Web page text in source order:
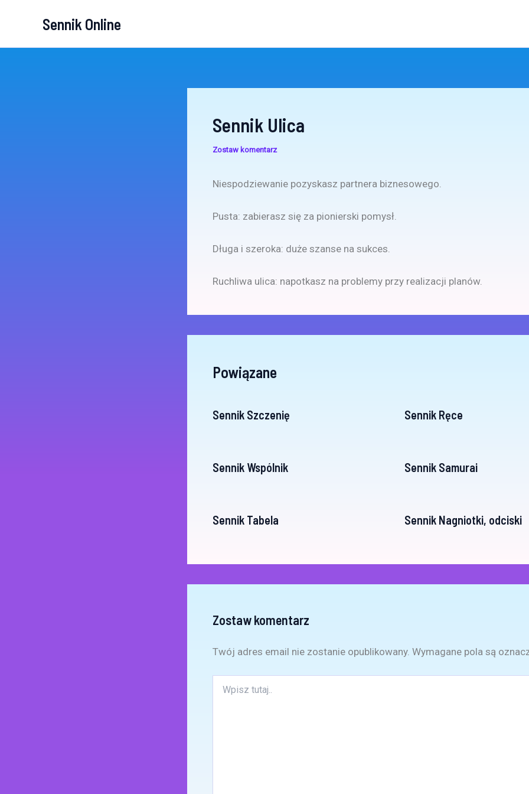
Sennik Online
Sennik Ulica
Zostaw komentarz
Niespodziewanie pozyskasz partnera biznesowego.
Pusta: zabierasz się za pionierski pomysł.
Długa i szeroka: duże szanse na sukces.
Ruchliwa ulica: napotkasz na problemy przy realizacji planów.
Powiązane
Sennik Szczenię Sennik Ręce
Sennik Wspólnik Sennik Samurai
Sennik Tabela Sennik Nagniotki, odciski
Zostaw komentarz
Twój adres email nie zostanie opublikowany. Wymagane pola są
tutaj..